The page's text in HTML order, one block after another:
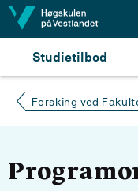
Hopp til innhald
Studietilbod
Forsking ved